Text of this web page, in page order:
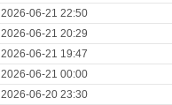
2026-06-21 22:50
2026-06-21 20:29
2026-06-21 19:47
2026-06-21 00:00
2026-06-20 23:30